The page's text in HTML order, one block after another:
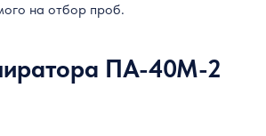
на отбор проб.
ПА-40М-2